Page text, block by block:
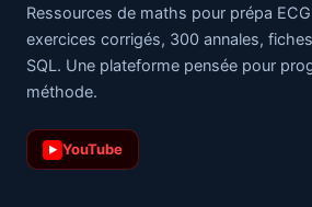
Ressources de maths pour prépa
exercices corrigés, 300 annales,
SQL. Une plateforme pensée pour
méthode.
▶ YouTube